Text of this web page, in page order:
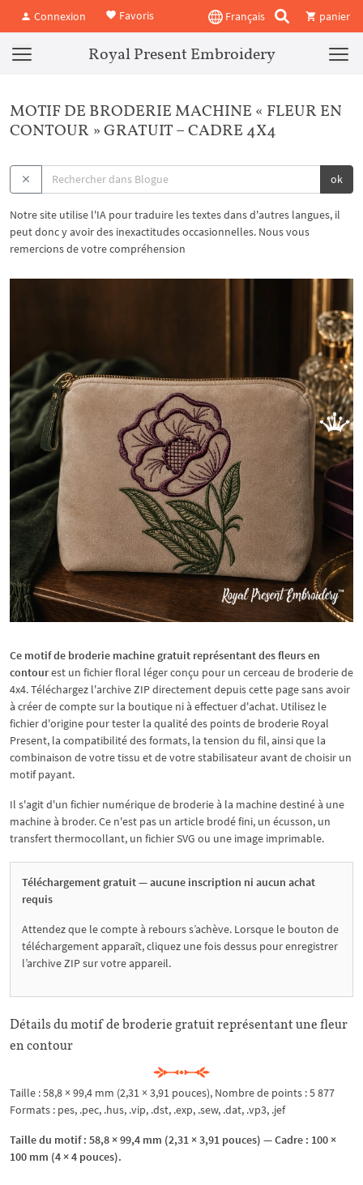
Connexion Favoris Français panier
Royal Present Embroidery
MOTIF DE BRODERIE MACHINE « FLEUR EN
CONTOUR » GRATUIT – CADRE 4X4
ok
Notre site utilise l'IA pour traduire les textes dans d'autres langues, il
peut donc y avoir des inexactitudes occasionnelles. Nous vous
remercions de votre compréhension
Ce motif de broderie machine gratuit représentant des fleurs en
contourest un fichier floral léger conçu pour un cerceau de broderie de
4x4. Téléchargez l'archive ZIP directement depuis cette page sans avoir
à créer de compte sur la boutique ni à effectuer d'achat. Utilisez le
fichier d'origine pour tester la qualité des points de broderie Royal
Present, la compatibilité des formats, la tension du fil, ainsi que la
combinaison de votre tissu et de votre stabilisateur avant de choisir un
motif payant.
Il s'agit d'un fichier numérique de broderie à la machine destiné à une
machine à broder. Ce n'est pas un article brodé fini, un écusson, un
transfert thermocollant, un fichier SVG ou une image imprimable.
Téléchargement gratuit — aucune inscription ni aucun achat
requis
Attendez que le compte à rebours s’achève. Lorsque le bouton de
téléchargement apparaît, cliquez une fois dessus pour enregistrer
l’archive ZIP sur votre appareil.
Détails du motif de broderie gratuit représentant une fleur
en contour
Taille : 58,8 × 99,4 mm (2,31 × 3,91 pouces), Nombre de points : 5 877
Formats : pes, .pec, .hus, .vip, .dst, .exp, .sew, .dat, .vp3, .jef
Taille du motif : 58,8 × 99,4 mm (2,31 × 3,91 pouces) — Cadre : 100 ×
100 mm (4 × 4 pouces).